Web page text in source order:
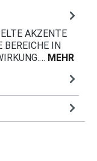
AKZENTE
BEREICHE IN
MEHR